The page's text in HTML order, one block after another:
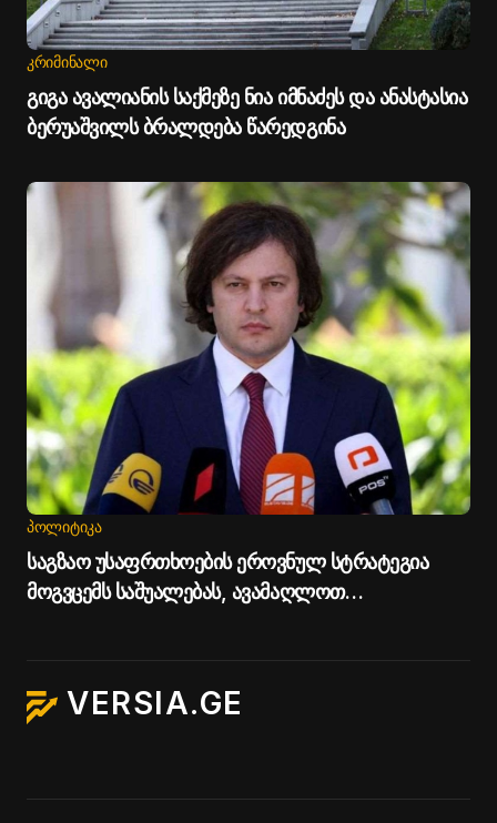
ᲙᲠᲘᲛᲘᲜᲐᲚᲘ
გიგა ავალიანის საქმეზე ნია იმნაძეს და ანასტასია
ბერუაშვილს ბრალდება წარედგინა
ᲞᲝᲚᲘᲢᲘᲙᲐ
საგზაო უსაფრთხოების ეროვნულ სტრატეგია
მოგვცემს საშუალებას, ავამაღლოთ
VERSIA.GE